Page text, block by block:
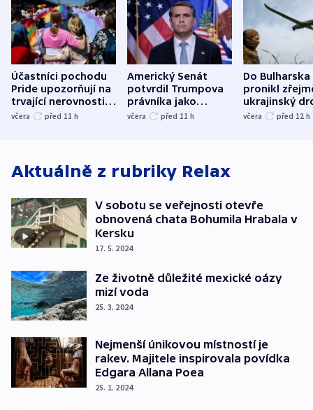
Účastníci pochodu
Pride upozorňují na
trvající nerovnosti i
společenskou
včera před 11 h
Americký Senát
potvrdil Trumpova
právníka jako
ministra
včera před 11 h
Do Bulharska
pronikl
ukrajinský
explodoval
včera před 12 h
Aktuálně z rubriky Relax
V sobotu se veřejnosti otevře
obnovená chata Bohumila Hrabala v
Kersku
17. 5. 2024
Ze životně důležité mexické oázy
mizí voda
25. 3. 2024
Nejmenší únikovou místností je
rakev. Majitele inspirovala povídka
Edgara Allana Poea
25. 1. 2024